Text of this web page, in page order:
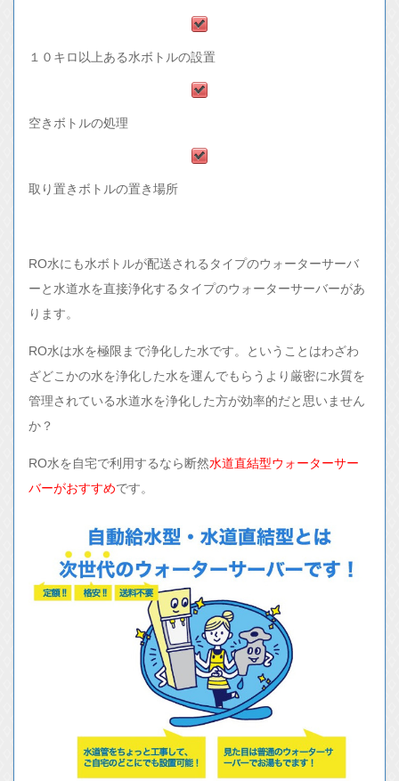
１０キロ以上ある水ボトルの設置
空きボトルの処理
取り置きボトルの置き場所
RO水にも水ボトルが配送されるタイプのウォーターサーバ
ーと水道水を直接浄化するタイプのウォーターサーバーがあ
ります。
RO水は水を極限まで浄化した水です。ということはわざわ
ざどこかの水を浄化した水を運んでもらうより厳密に水質を
管理されている水道水を浄化した方が効率的だと思いません
か？
RO水を自宅で利用するなら断然水道直結型ウォーターサー
バーがおすすめです。